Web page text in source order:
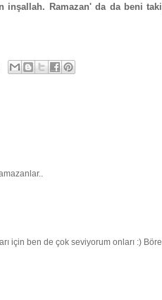
inşallah. Ramazan' da da beni
için ben de çok seviyorum onları :)